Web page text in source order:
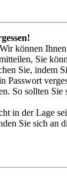
können
Sie
Sie, indem
Passwort
So sollten Sie
in der Lage
Sie sich an